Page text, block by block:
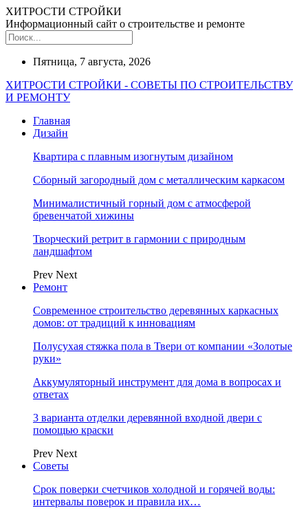
ХИТРОСТИ СТРОЙКИ
Информационный сайт о строительстве и ремонте
Пятница, 7 августа, 2026
ХИТРОСТИ СТРОЙКИ - СОВЕТЫ ПО СТРОИТЕЛЬСТВУ
И РЕМОНТУ
Главная
Дизайн
Квартира с плавным изогнутым дизайном
Сборный загородный дом с металлическим каркасом
Минималистичный горный дом с атмосферой
бревенчатой хижины
Творческий ретрит в гармонии с природным
ландшафтом
Prev Next
Ремонт
Современное строительство деревянных каркасных
домов: от традиций к инновациям
Полусухая стяжка пола в Твери от компании «Золотые
руки»
Аккумуляторный инструмент для дома в вопросах и
ответах
3 варианта отделки деревянной входной двери с
помощью краски
Prev Next
Советы
Срок поверки счетчиков холодной и горячей воды:
интервалы поверок и правила их…